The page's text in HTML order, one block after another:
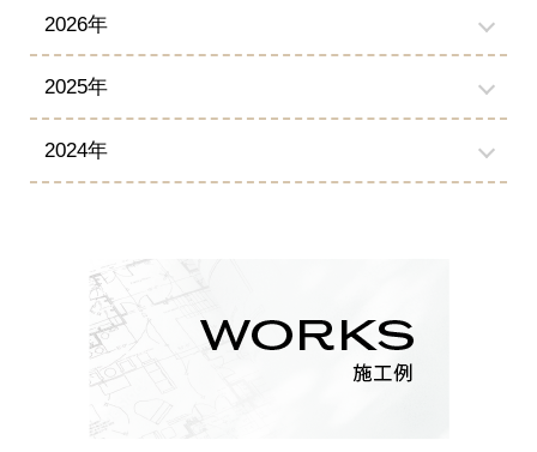
2026年
2025年
2024年